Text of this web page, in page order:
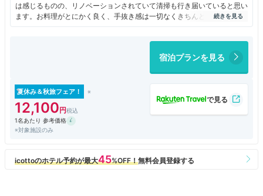
は感じるものの、リノベーションされていて清掃も行き届いていると思い
ます。お料理がとにかく良く、手抜き感は一切なくきちんと作られていた
と思います。おいしかったです。
宿泊プランを見る
夏休み＆秋旅フェア！
12,100
1名あたり 参考価格
※対象施設のみ